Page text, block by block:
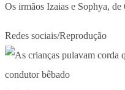
Os irmãos Izaias e Sophya,
Redes sociais/Reprodução